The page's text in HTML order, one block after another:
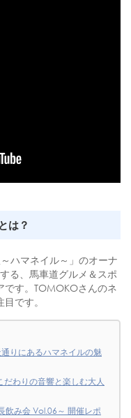
は？
ハマネイル～」のオーナ
る、馬車道グルメ＆スポ
です。TOMOKOさんのネ
です。
りにあるハマネイルの魅
わりの音響と楽しむ大人
飲み会 Vol.06～ 開催レポ